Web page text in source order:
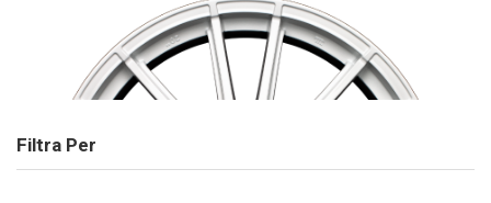
Filtra Per